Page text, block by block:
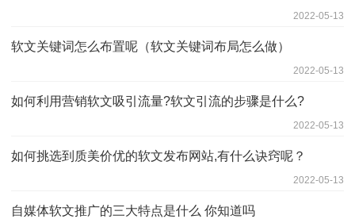
2022-05-13
软文关键词怎么布置呢（软文关键词布局怎么做）
2022-05-13
如何利用营销软文吸引流量?软文引流的步骤是什么?
2022-05-13
如何挑选到质美价优的软文发布网站,有什么诀窍呢？
2022-05-13
自媒体软文推广的三大特点是什么 你知道吗